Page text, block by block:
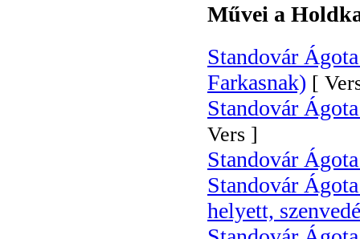
Művei a
Standovár
Farkasnak) [
Standovár
Vers ]
Standovár
Standovár
helyett,